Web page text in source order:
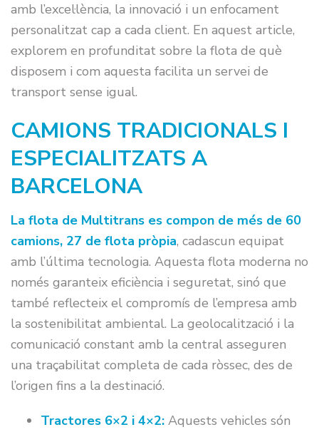
amb l’excel·lència, la innovació i un enfocament
personalitzat cap a cada client. En aquest article,
explorem en profunditat sobre la flota de què
disposem i com aquesta facilita un servei de
transport sense igual.
CAMIONS TRADICIONALS I
ESPECIALITZATS A
BARCELONA
La flota de Multitrans es compon de més de 60
camions, 27 de flota pròpia, cadascun equipat
amb l’última tecnologia. Aquesta flota moderna no
només garanteix eficiència i seguretat, sinó que
també reflecteix el compromís de l’empresa amb
la sostenibilitat ambiental. La geolocalització i la
comunicació constant amb la central asseguren
una traçabilitat completa de cada ròssec, des de
l’origen fins a la destinació.
Tractores 6×2 i 4×2: Aquests vehicles són